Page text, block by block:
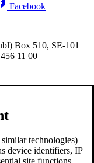
Facebook
Box 510, SE-101
11 00
technologies)
device identifiers, IP
site functions,